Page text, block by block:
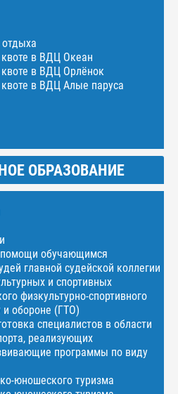
отдыха
квоте в ВДЦ Океан
квоте в ВДЦ Орлёнок
в ВДЦ Алые паруса
ОБРАЗОВАНИЕ
обучающимся
главной судейской коллегии
и спортивных
физкультурно-спортивного
и обороне (ГТО)
специалистов в области
реализующих
программы по виду
юношеского туризма